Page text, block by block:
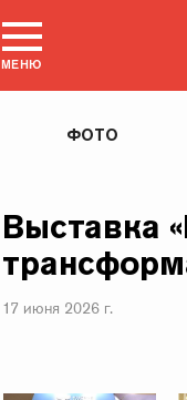
МЕНЮ
ФОТО
Выставка
17 июня 2026 г.